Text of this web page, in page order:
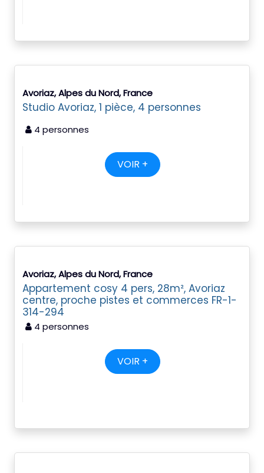
Avoriaz, Alpes du Nord, France
Studio Avoriaz, 1 pièce, 4 personnes
4 personnes
VOIR +
Avoriaz, Alpes du Nord, France
Appartement cosy 4 pers, 28m², Avoriaz
centre, proche pistes et commerces FR-1-
314-294
4 personnes
VOIR +